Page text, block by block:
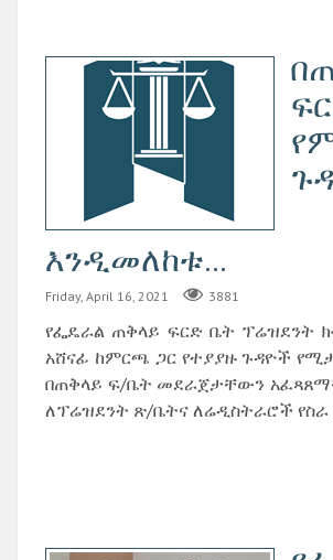
እንዲመለከቱ...
Friday, April 16, 2021 3881
የፌዴራል ጠቅላይ ፍርድ ቤት ፕሬዝደንት
አሸናፊ ከምርጫ ጋር የተያያዙ ጉዳዮች
በጠቅላይ ፍ/ቤት መደራጀታቸውን
ለፕሬዝደንት ጽ/ቤትና ለሬዲስትራሮች የስራ